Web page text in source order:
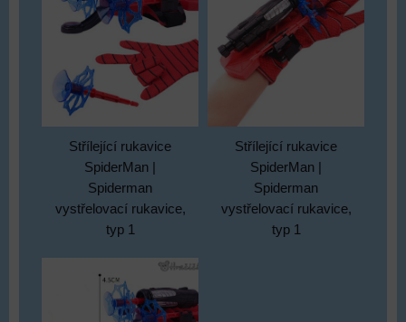
Střílející rukavice
SpiderMan |
Spiderman
vystřelovací rukavice,
typ 1
Střílející rukavice
SpiderMan |
Spiderman
vystřelovací rukavice,
typ 1